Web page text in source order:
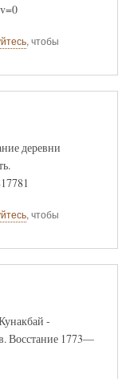
, чтобы
деревни
, чтобы
-
Восстание 1773—